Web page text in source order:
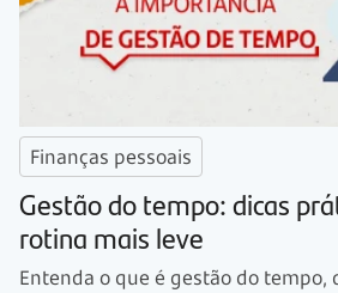
Finanças pessoais
Gestão do tempo: dicas
rotina mais leve
Entenda o que é gestão do tempo,